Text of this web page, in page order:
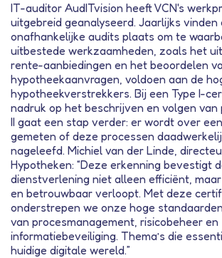
IT-auditor AudITvision heeft VCN's
uitgebreid geanalyseerd. Jaarlijks vinden
onafhankelijke audits plaats om te
uitbestede werkzaamheden, zoals het
rente-aanbiedingen en het beoordelen
hypotheekaanvragen, voldoen aan de
hypotheekverstrekkers. Bij een Type I-
nadruk op het beschrijven en volgen van
II gaat een stap verder: er wordt over
gemeten of deze processen
nageleefd. Michiel van der Linde,
Hypotheken: “Deze erkenning bevestigt
dienstverlening niet alleen efficiënt,
en betrouwbaar verloopt. Met deze
onderstrepen we onze hoge
van procesmanagement, risicobeheer en
informatiebeveiliging. Thema’s die
huidige digitale wereld.”